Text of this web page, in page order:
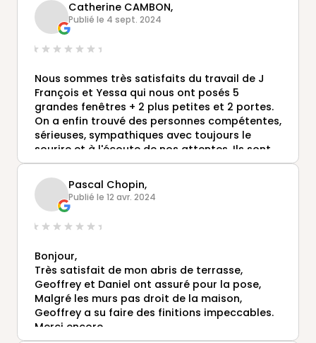
besoins,un panel de choix conséquents,une
méprise des poseurs exceptionnelle, un grand
merci à jean François et Mikael,qui sont sur
site durant 5 jours et leur expérience
incroyable et leur courtoisie extra!le
relationnel fait de l'entreprise MUST DE SAINT
QUENTIN un modèle de compétence!merci aux
métreurs,au maçon Cedric ,à Laurine pour son
extrême gentillesse,je suis ravie de pouvoir lire
le bonheur s'inscrire sur le visage de mes
!!!Barbara 😁😁😁
Catherine CAMBON,
Publié le 4 sept. 2024
Nous sommes très satisfaits du travail de J
François et Yessa qui nous ont posés 5
grandes fenêtres + 2 plus petites et 2 portes.
On a enfin trouvé des personnes compétentes,
sérieuses, sympathiques avec toujours le
sourire et à l'écoute de nos attentes. Ils sont
très professionnels et nous ne pouvons que
les recommander. Un grand merci à eux car ils
ne se sont jamais plains alors qu'ils ont dû
porter toutes les menuiseries qui étaient en
triple vitrage de la rue à chez nous alors qu'il y
a une montée car le camion ne passait pas
Chapeau à eux! Les menuiseries sont de très
bonnes qualité. Nous sommes très contents et
ne regrettons pas d'avoir choisi MUST à St
Quentin
Pascal Chopin,
Publié le 12 avr. 2024
Bonjour,
Très satisfait de mon abris de terrasse,
Geoffrey et Daniel ont assuré pour la pose,
Malgré les murs pas droit de la maison,
Geoffrey a su faire des finitions impeccables.
Merci encore...